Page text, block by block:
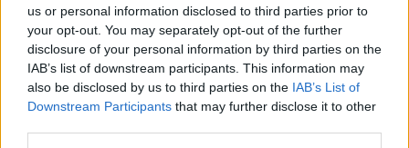
us or personal information disclosed to third parties prior to
your opt-out. You may separately opt-out of the further
disclosure of your personal information by third parties on the
IAB’s list of downstream participants. This information may
also be disclosed by us to third parties on the IAB’s List of
Downstream Participants that may further disclose it to other
Tsingi
14 éve
Mi ebben az elkeserítő?